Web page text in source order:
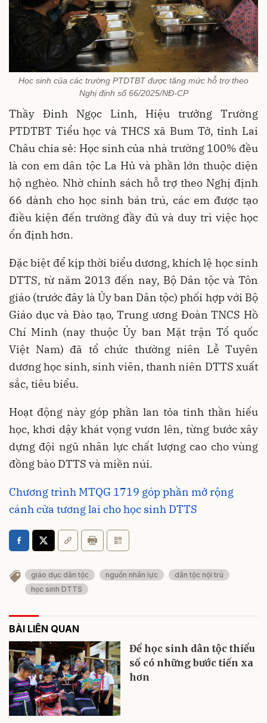
Học sinh của các trường PTDTBT được tăng mức hỗ trợ theo
Nghị định số 66/2025/NĐ-CP
Thầy Đinh Ngọc Linh, Hiệu trưởng Trường
PTDTBT Tiểu học và THCS xã Bum Tở, tỉnh Lai
Châu chia sẻ: Học sinh của nhà trường 100% đều
là con em dân tộc La Hủ và phần lớn thuộc diện
hộ nghèo. Nhờ chính sách hỗ trợ theo Nghị định
66 dành cho học sinh bán trú, các em được tạo
điều kiện đến trường đầy đủ và duy trì việc học
ổn định hơn.
Đặc biệt để kịp thời biểu dương, khích lệ học sinh
DTTS, từ năm 2013 đến nay, Bộ Dân tộc và Tôn
giáo (trước đây là Ủy ban Dân tộc) phối hợp với Bộ
Giáo dục và Đào tạo, Trung ương Đoàn TNCS Hồ
Chí Minh (nay thuộc Ủy ban Mặt trận Tổ quốc
Việt Nam) đã tổ chức thường niên Lễ Tuyên
dương học sinh, sinh viên, thanh niên DTTS xuất
sắc, tiêu biểu.
Hoạt động này góp phần lan tỏa tinh thần hiếu
học, khơi dậy khát vọng vươn lên, từng bước xây
dựng đội ngũ nhân lực chất lượng cao cho vùng
đồng bào DTTS và miền núi.
Chương trình MTQG 1719 góp phần mở rộng
cánh cửa tương lai cho học sinh DTTS
giáo dục dân tộc nguồn nhân lực
dân tộc nội trú
học sinh DTTS
BÀI LIÊN QUAN
Để học sinh dân tộc thiểu
số có những bước tiến xa
hơn